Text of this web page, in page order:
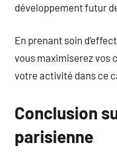
développement futur
En prenant soin
vous maximiserez vos
votre activité dans ce
Conclusion
parisienne